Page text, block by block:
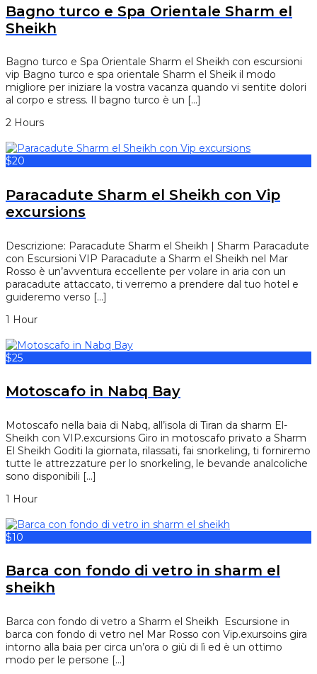
Bagno turco e Spa Orientale Sharm el
Sheikh
Bagno turco e Spa Orientale Sharm el Sheikh con escursioni
vip Bagno turco e spa orientale Sharm el Sheik il modo
migliore per iniziare la vostra vacanza quando vi sentite dolori
al corpo e stress. Il bagno turco è un […]
2 Hours
$20
Paracadute Sharm el Sheikh con Vip
excursions
Descrizione: Paracadute Sharm el Sheikh | Sharm Paracadute
con Escursioni VIP Paracadute a Sharm el Sheikh nel Mar
Rosso è un’avventura eccellente per volare in aria con un
paracadute attaccato, ti verremo a prendere dal tuo hotel e
guideremo verso […]
1 Hour
$25
Motoscafo in Nabq Bay
Motoscafo nella baia di Nabq, all’isola di Tiran da sharm El-
Sheikh con VIP.excursions Giro in motoscafo privato a Sharm
El Sheikh Goditi la giornata, rilassati, fai snorkeling, ti forniremo
tutte le attrezzature per lo snorkeling, le bevande analcoliche
sono disponibili […]
1 Hour
$10
Barca con fondo di vetro in sharm el
sheikh
Barca con fondo di vetro a Sharm el Sheikh Escursione in
barca con fondo di vetro nel Mar Rosso con Vip.exursoins gira
intorno alla baia per circa un’ora o giù di lì ed è un ottimo
modo per le persone […]